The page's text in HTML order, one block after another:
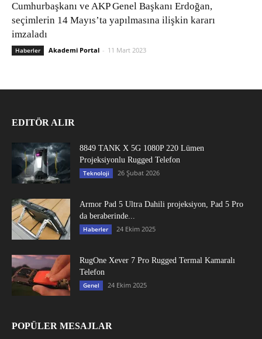
Cumhurbaşkanı ve AKP Genel Başkanı Erdoğan,
seçimlerin 14 Mayıs’ta yapılmasına ilişkin kararı
imzaladı
Haberler Akademi Portal - 11 Mart 2023
EDITÖR ALIR
8849 TANK X 5G 1080P 220 Lümen
Projeksiyonlu Rugged Telefon
Teknoloji 26 Şubat 2026
Armor Pad 5 Ultra Dahili projeksiyon, Pad 5 Pro
da beraberinde...
Haberler 24 Ekim 2025
RugOne Xever 7 Pro Rugged Termal Kamaralı
Telefon
Genel 24 Ekim 2025
POPÜLER MESAJLAR